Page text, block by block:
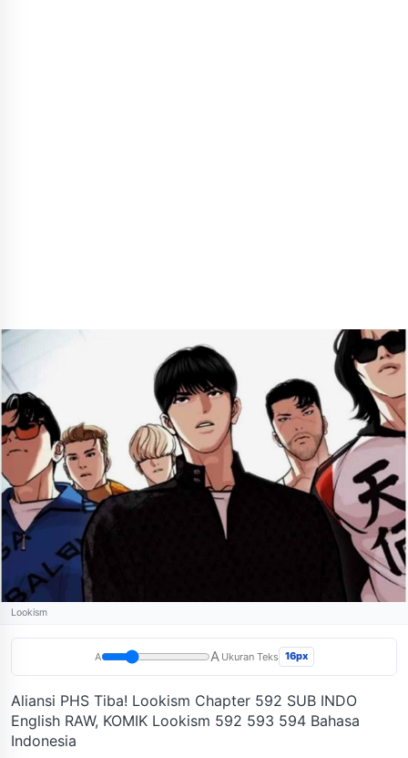
Lookism
A A Ukuran Teks 16px
Aliansi PHS Tiba! Lookism Chapter 592 SUB INDO
English RAW, KOMIK Lookism 592 593 594 Bahasa
Indonesia